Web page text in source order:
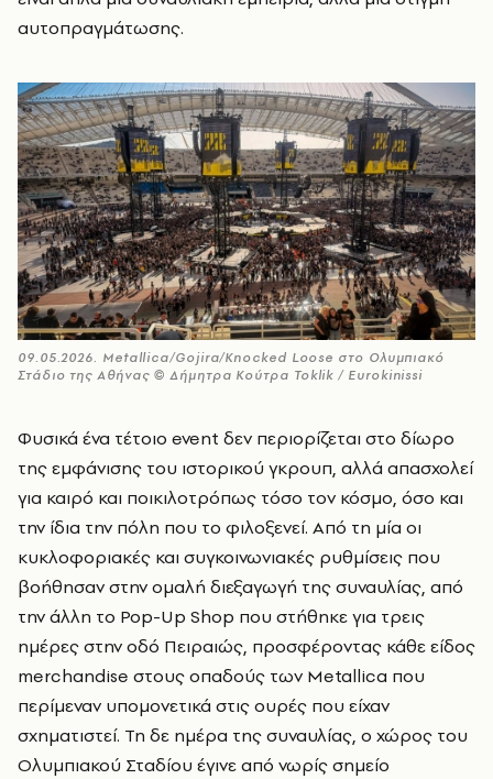
αυτοπραγμάτωσης.
09.05.2026. Metallica/Gojira/Knocked Loose στο Ολυμπιακό
Στάδιο της Αθήνας © Δήμητρα Κούτρα Toklik / Eurokinissi
Φυσικά ένα τέτοιο event δεν περιορίζεται στο δίωρο
της εμφάνισης του ιστορικού γκρουπ, αλλά απασχολεί
για καιρό και ποικιλοτρόπως τόσο τον κόσμο, όσο και
την ίδια την πόλη που το φιλοξενεί. Από τη μία οι
κυκλοφοριακές και συγκοινωνιακές ρυθμίσεις που
βοήθησαν στην ομαλή διεξαγωγή της συναυλίας, από
την άλλη το Pop-Up Shop που στήθηκε για τρεις
ημέρες στην οδό Πειραιώς, προσφέροντας κάθε είδος
merchandise στους οπαδούς των Metallica που
περίμεναν υπομονετικά στις ουρές που είχαν
σχηματιστεί. Τη δε ημέρα της συναυλίας, ο χώρος του
Ολυμπιακού Σταδίου έγινε από νωρίς σημείο